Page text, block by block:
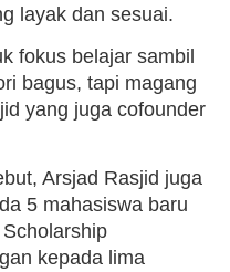
layak dan sesuai.
fokus belajar sambil
bagus, tapi magang
yang juga cofounder
Arsjad Rasjid juga
5 mahasiswa baru
kepada lima